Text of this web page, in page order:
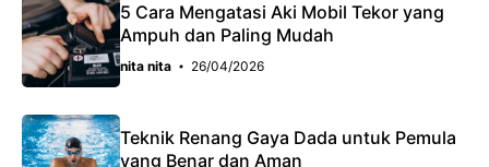
5 Cara Mengatasi Aki Mobil Tekor yang
Ampuh dan Paling Mudah
nita nita 26/04/2026
Teknik Renang Gaya Dada untuk Pemula
yang Benar dan Aman